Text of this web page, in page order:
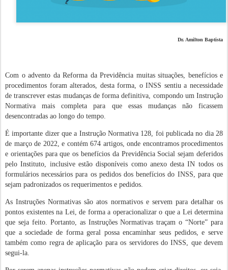
Dr. Amilton Baptista
Com o advento da Reforma da Previdência muitas situações, benefícios e
procedimentos foram alterados, desta forma, o INSS sentiu a necessidade
de transcrever estas mudanças de forma definitiva, compondo um Instrução
Normativa mais completa para que essas mudanças não ficassem
desencontradas ao longo do tempo.
É importante dizer que a Instrução Normativa 128, foi publicada no dia 28
de março de 2022, e contém 674 artigos, onde encontramos procedimentos
e orientações para que os benefícios da Previdência Social sejam deferidos
pelo Instituto, inclusive estão disponíveis como anexo desta IN todos os
formulários necessários para os pedidos dos benefícios do INSS, para que
sejam padronizados os requerimentos e pedidos.
As Instruções Normativas são atos normativos e servem para detalhar os
pontos existentes na Lei, de forma a operacionalizar o que a Lei determina
que seja feito. Portanto, as Instruções Normativas traçam o “Norte” para
que a sociedade de forma geral possa encaminhar seus pedidos, e serve
também como regra de aplicação para os servidores do INSS, que devem
segui-la.